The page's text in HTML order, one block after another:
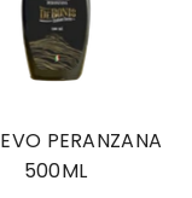
PERANZANA
500ML